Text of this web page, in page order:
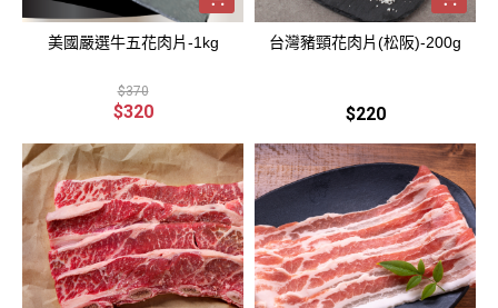
美國嚴選牛五花肉片-1kg
$370
$320
台灣豬頸花肉片(松阪)-200g
$220